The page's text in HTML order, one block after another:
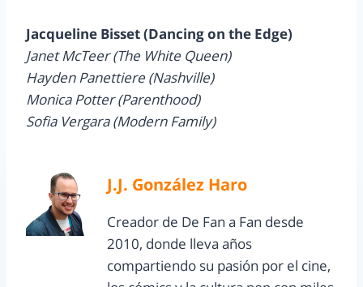
Jacqueline Bisset (Dancing on the Edge)
Janet McTeer (The White Queen)
Hayden Panettiere (Nashville)
Monica Potter (Parenthood)
Sofia Vergara (Modern Family)
J.J. González Haro
Creador de De Fan a Fan desde
2010, donde lleva años
compartiendo su pasión por el cine,